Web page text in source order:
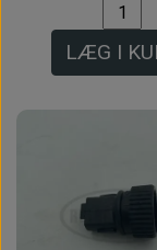
LÆG I